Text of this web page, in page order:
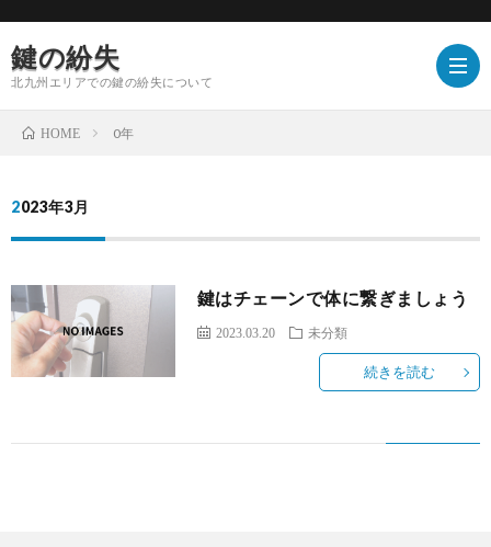
鍵の紛失
北九州エリアでの鍵の紛失について
HOME 0年
2023年3月
鍵はチェーンで体に繋ぎましょう
2023.03.20 未分類
続きを読む